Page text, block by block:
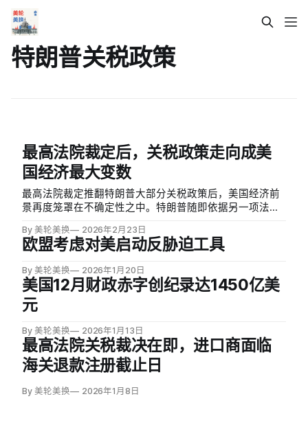
特朗普关税政策
最高法院裁定后，关税政策走向成美
国经济最大变数
最高法院裁定推翻特朗普大部分关税政策后，美国经济前
景再度笼罩在不确定性之中。特朗普随即依据另一项法
预算实验室估算，综合豁免和贸易协议后，美国平均实际
关税税率从裁定前的16%小幅降至13.7%。
By 美轮美换 2026年2月23日
欧盟考虑对美启动反胁迫工具
By 美轮美换 2026年1月20日
美国12月财政赤字创纪录达1450亿美
元
By 美轮美换 2026年1月13日
最高法院关税裁决在即，进口商面临
海关退款注册截止日
By 美轮美换 2026年1月8日